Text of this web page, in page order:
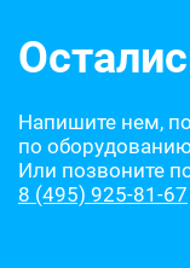
Напишите нем,
по
Или позвоните
8 (495) 925-81-67